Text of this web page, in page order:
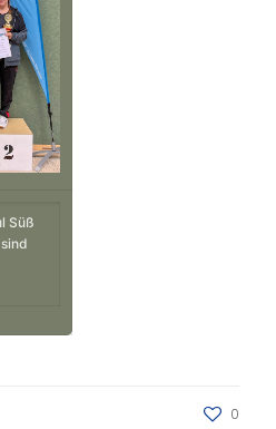
Süß
0